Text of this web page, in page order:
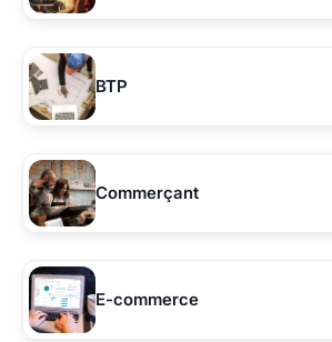
BTP
Commerçant
E-commerce